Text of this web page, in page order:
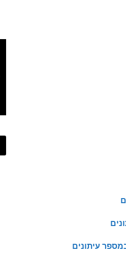
עיתונים